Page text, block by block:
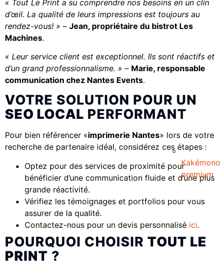
Kakémono
premium
« Tout Le Print a su comprendre nos besoins en un clin
d’œil. La qualité de leurs impressions est toujours au
rendez-vous! » – Jean, propriétaire du bistrot Les
Machines.
« Leur service client est exceptionnel. Ils sont réactifs et
d’un grand professionnalisme. » – Marie, responsable
communication chez Nantes Events.
VOTRE SOLUTION POUR UN
SEO LOCAL PERFORMANT
Pour bien référencer «imprimerie Nantes» lors de votre
recherche de partenaire idéal, considérez ces étapes :
Optez pour des services de proximité pour
bénéficier d’une communication fluide et d’une plus
grande réactivité.
Vérifiez les témoignages et portfolios pour vous
assurer de la qualité.
Contactez-nous pour un devis personnalisé ici.
POURQUOI CHOISIR TOUT LE
PRINT ?